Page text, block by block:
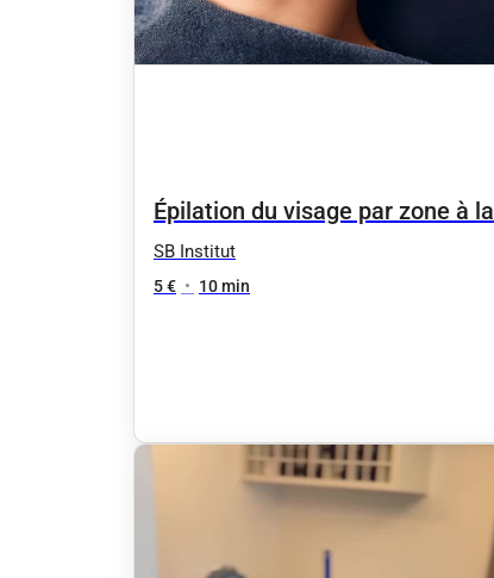
Épilation du visage par zone à la
cire
SB Institut
5 € • 10 min